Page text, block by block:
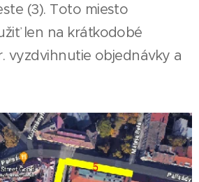
(3). Toto miesto
len na krátkodobé
vyzdvihnutie objednávky a